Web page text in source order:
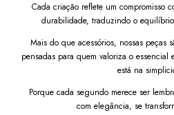
enquanto o tamanho compacto e
o dia todo.
Adquira o seu agora
Relógio Feminino
ao seu cotidiano.Após a
nota fiscal será enviada em
Cada criação reflete um compromisso
durabilidade, traduzindo o
Mais do que acessórios, nossas peças
pensadas para quem valoriza o
está na
Porque cada segundo merece ser
com elegância, se